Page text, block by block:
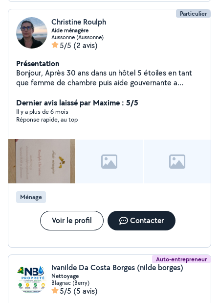
Particulier
Christine Roulph
Aide ménagère
Aussonne (Aussonne)
5/5 (2 avis)
Présentation
Bonjour, Après 30 ans dans un hôtel 5 étoiles en tant
que femme de chambre puis aide gouvernante a
3 ans et demi . je cherche donc de nouveaux clients. Je
suis dynamique, consciencieuse et perfectionniste et je
suis prête a mettre toute ces compétences à l'oeuvre
Dernier avis laissé par Maxime : 5/5
Il y a plus de 6 mois
Réponse rapide, au top
Ménage
Voir le profil Contacter
Auto-entrepreneur
Ivanilde Da Costa Borges (nilde borges)
Nettoyage
Blagnac (Berry)
5/5 (5 avis)